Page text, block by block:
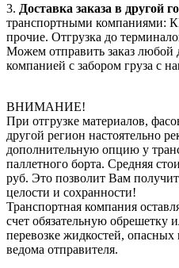
3. Доставка заказа в другой
транспортными компаниями:
прочие. Отгрузка до
Можем отправить заказ любой
компанией с забором груза с
ВНИМАНИЕ!
При отгрузке материалов,
другой регион настоятельно
дополнительную опцию у
паллетного борта. Средняя
руб. Это позволит Вам
целости и сохранности!
Транспортная компания
счет обязательную обрешетку
перевозке жидкостей, опасных
ведома отправителя.